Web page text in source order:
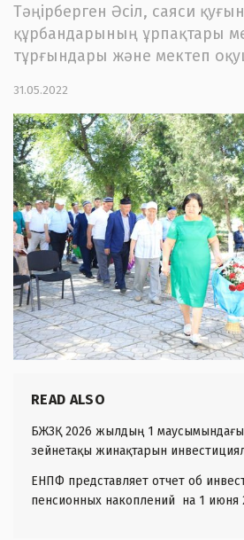
Тәңірберген Әсіл, саяси
құрбандарының ұрпақтары
тұрғындары және мектеп
31.05.2022
READ ALSO
БЖЗҚ 2026 жылдың 1
зейнетақы жинақтарын
ЕНПФ представляет отчет об
пенсионных накоплений на 1 июня